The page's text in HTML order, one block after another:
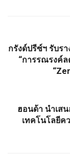
กรังด์ปรีซ์ฯ รับร
“การรณรงค์ล
ฮอนด้า นำเส
เทคโนโลยีค